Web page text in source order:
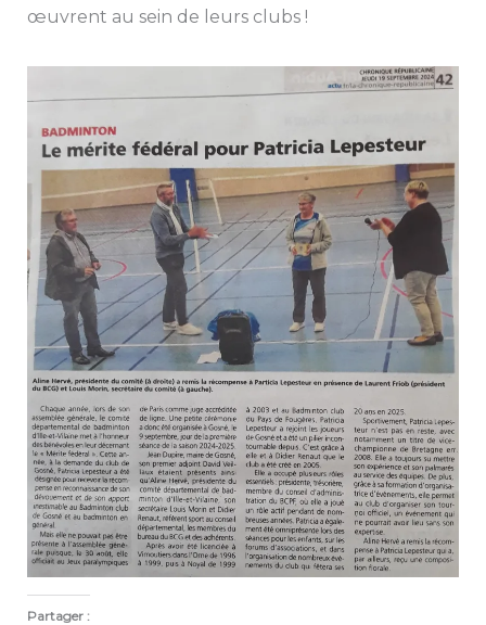
œuvrent au sein de leurs clubs !
Partager :